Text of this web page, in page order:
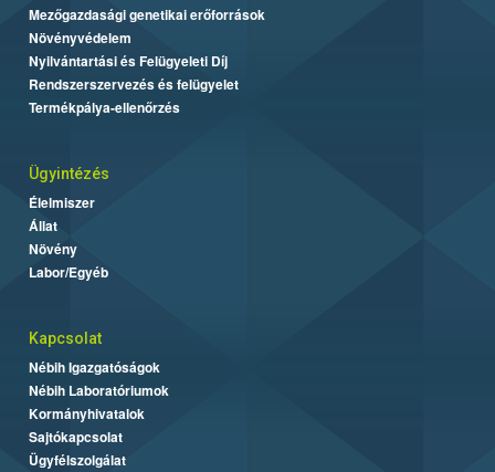
Mezőgazdasági genetikai erőforrások
Növényvédelem
Nyilvántartási és Felügyeleti Díj
Rendszerszervezés és felügyelet
Termékpálya-ellenőrzés
Ügyintézés
Élelmiszer
Állat
Növény
Labor/Egyéb
Kapcsolat
Nébih Igazgatóságok
Nébih Laboratóriumok
Kormányhivatalok
Sajtókapcsolat
Ügyfélszolgálat